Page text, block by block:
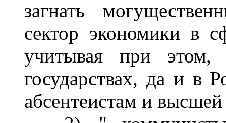
загнать
сектор экономики в
учитывая при этом,
государствах, да и в
абсентеистам и